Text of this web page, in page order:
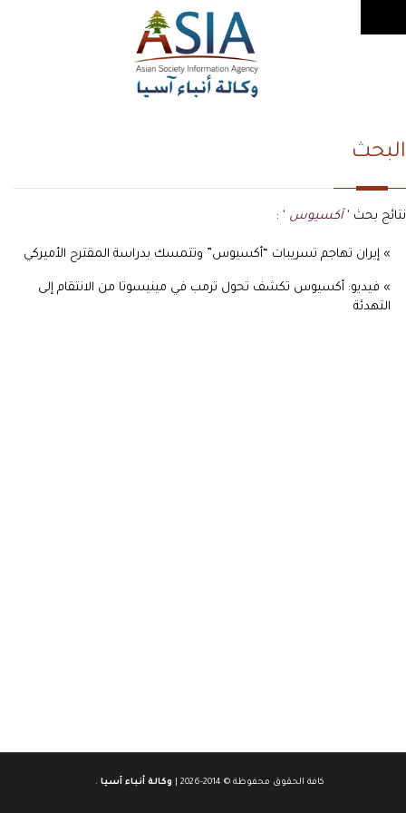
البحث
نتائج بحث 'أكسيوس ' :
» إيران تهاجم تسريبات “أكسيوس” وتتمسك بدراسة المقترح الأميركي
» فيديو: أكسيوس تكشف تحول ترمب في مينيسوتا من الانتقام إلى
التهدئة
كافة الحقوق محفوظة © 2014-2026 | وكالة أنباء آسيا .